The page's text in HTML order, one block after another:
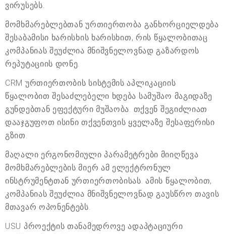
ვირუსებს.
მომხმარებლებთან ურთიერთობა განხორციელდება
შესაბამისი ხარისხის ხარისხით, რის წყალობითაც
კომპანიას შეუძლია მნიშვნელოვნად გაზარდოს
რეპუტაციის დონე.
CRM ურთიერთობის სისტემის აპლიკაციის
წყალობით შესაძლებელი ხდება სამუშაო მაგიდაზე
გუნდებთან ეფექტური მუშაობა. თქვენ შეგიძლიათ
დააჯგუფოთ ისინი თქვენთვის ყველაზე შესაფერისი
გზით.
მაღალი ერგონომიული პარამეტრები მიიღწევა
მომხმარებლების მიერ ამ ელექტრონულ
ინსტრუმენტთან ურთიერთობისას. ამის წყალობით,
კომპანიას შეუძლია მნიშვნელოვნად გაუსწრო თავის
მთავარ ოპონენტებს.
USU პროექტის თანამედროვე ადაპტაციური